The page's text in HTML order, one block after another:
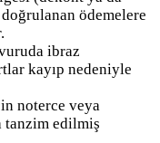
ödemelere
ibraz
kayıp nedeniyle
noterce veya
tanzim edilmiş